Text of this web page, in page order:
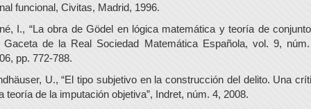
funcional, Civitas, Madrid, 1996.
I., “La obra de Gödel en lógica matemática y teoría de
Gaceta de la Real Sociedad Matemática Española, vol. 9,
pp. 772-788.
U., “El tipo subjetivo en la construcción del delito. Una
teoría de la imputación objetiva”, Indret, núm. 4, 2008.